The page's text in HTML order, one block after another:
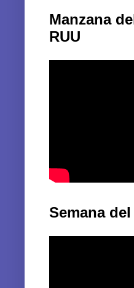
Manzana
RUU
Semana del